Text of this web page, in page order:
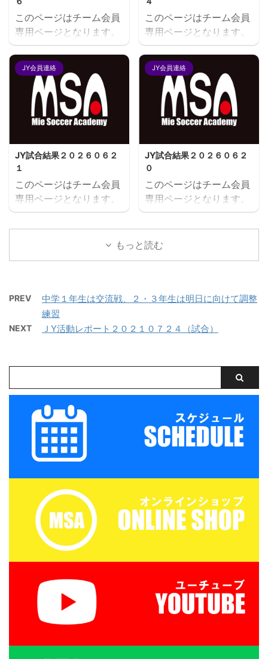
このページはチーム会員
専用ページとなります。
閲覧にはユーザー名とパ
スワードにてログインが
必要となります。既存ユ
ーザのログインユーザー
名またはメールアドレス
パスワード ログイン状態
このページはチーム会員
専用ページとなります。
閲覧にはユーザー名とパ
スワードにてログインが
必要となります。既存ユ
ーザのログインユーザー
名またはメールアドレス
パスワード ログイン状態
JY会員連絡
JY試合結果２０２６０６２
１
このページはチーム会員
専用ページとなります。
閲覧にはユーザー名とパ
スワードにてログインが
必要となります。既存ユ
を保存する
JY会員連絡
JY試合結果２０２６０６２
０
このページはチーム会員
専用ページとなります。
閲覧にはユーザー名とパ
スワードにてログインが
必要となります。既存ユ
を保存する
もっと読む
PREV
中学１年生は交流戦、２・３年生は明日に向けて調整
練習
NEXT ＪY活動レポート２０２１０７２４（試合）